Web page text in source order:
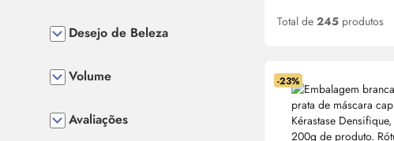
Total de245 produtos
-23%
Desejo de Beleza
Volume
Avaliações